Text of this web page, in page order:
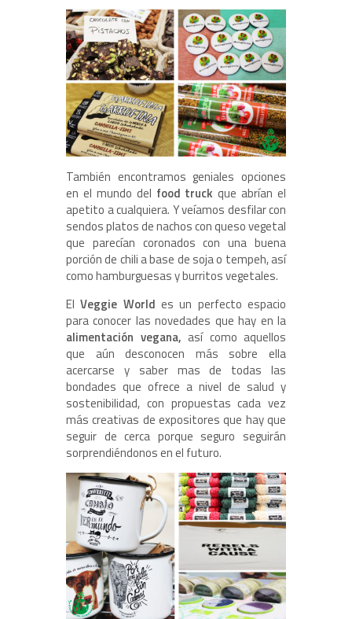
También encontramos geniales opciones
en el mundo del food truck que abrían el
apetito a cualquiera. Y veíamos desfilar con
sendos platos de nachos con queso vegetal
que parecían coronados con una buena
porción de chili a base de soja o tempeh, así
como hamburguesas y burritos vegetales.
ElVeggie World es un perfecto espacio
para conocer las novedades que hay en la
alimentación vegana, así como aquellos
que aún desconocen más sobre ella
acercarse y saber mas de todas las
bondades que ofrece a nivel de salud y
sostenibilidad, con propuestas cada vez
más creativas de expositores que hay que
seguir de cerca porque seguro seguirán
sorprendiéndonos en el futuro.